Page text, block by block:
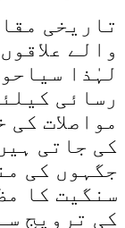
تاریخی
والے
لہٰذا
رسائی
مواصلات
کی جاتی
جگہوں کی
سنگیت کا
کی ترویج